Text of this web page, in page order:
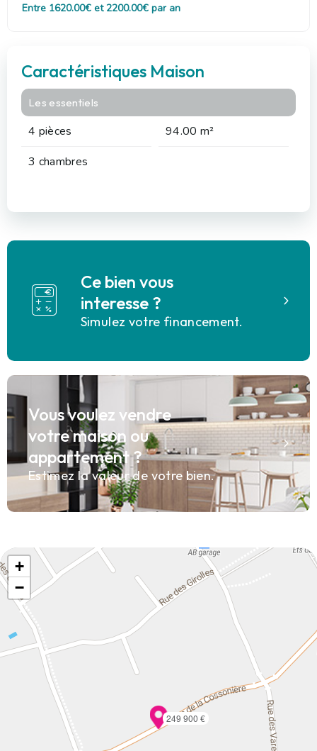
Entre 1620.00€ et 2200.00€ par an
Caractéristiques Maison
Les essentiels
4 pièces
94.00 m²
3 chambres
Ce bien vous
interesse ?
Simulez votre financement.
Vous voulez vendre
votre maison ou
appartement ?
Estimez la valeur de votre bien.
249 900 €
+
−